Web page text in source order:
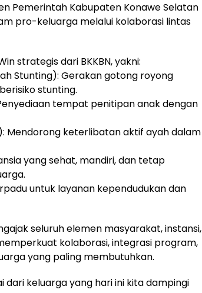
Pemerintah Kabupaten Konawe Selatan
pro-keluarga melalui kolaborasi lintas
strategis dari BKKBN, yakni:
Stunting): Gerakan gotong royong
stunting.
tempat penitipan anak dengan
Mendorong keterlibatan aktif ayah dalam
yang sehat, mandiri, dan tetap
untuk layanan kependudukan dan
seluruh elemen masyarakat, instansi,
kolaborasi, integrasi program,
yang paling membutuhkan.
dari keluarga yang hari ini kita dampingi